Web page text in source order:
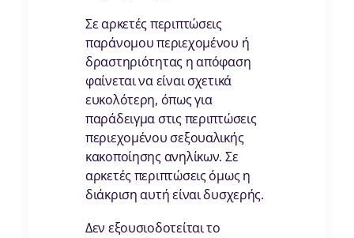
Σε αρκετές περιπτώσεις
παράνομου περιεχομένου ή
δραστηριότητας η απόφαση
φαίνεται να είναι σχετικά
ευκολότερη, όπως για
παράδειγμα στις περιπτώσεις
περιεχομένου σεξουαλικής
κακοποίησης ανηλίκων. Σε
αρκετές περιπτώσεις όμως η
διάκριση αυτή είναι δυσχερής.
Δεν εξουσιοδοτείται το